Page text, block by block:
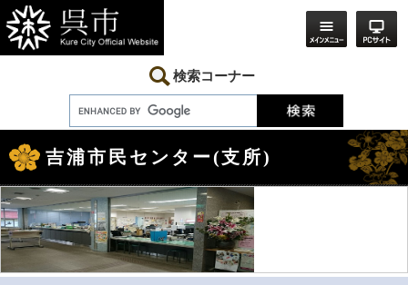
ー
ジ
の
ニ
ュ
ー
本
へ
検索コーナー
文
吉浦市民センター(支所)